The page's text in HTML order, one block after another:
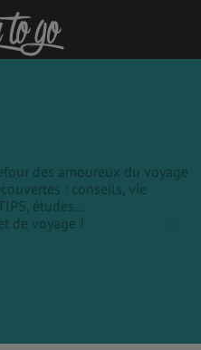
des amoureux du voyage
: conseils, vie
études...
de voyage !